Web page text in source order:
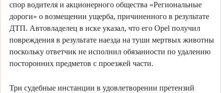
спор водителя и акционерного общества «Региональные
дороги» о возмещении ущерба, причиненного в результате
ДТП. Автовладелец в иске указал, что его Opel получил
повреждения в результате наезда на туши мертвых животных,
поскольку ответчик не исполнил обязанности по удалению
посторонних предметов с проезжей части.
Три судебные инстанции в удовлетворении претензий